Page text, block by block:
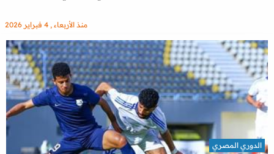
منذ الأربعاء , 4 فبراير 2026
الدوري المصري